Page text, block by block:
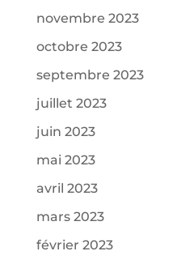
novembre 2023
octobre 2023
septembre 2023
juillet 2023
juin 2023
mai 2023
avril 2023
mars 2023
février 2023